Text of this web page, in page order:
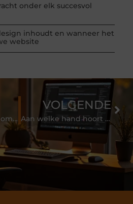
onder elk succesvol
inhoudt en wanneer het
website
Stukadoor nodig in omgeving Den Haag?
VOLGENDE
Aan welke hand hoort je ring voor geregistreerd partnerschap eigenlijk?